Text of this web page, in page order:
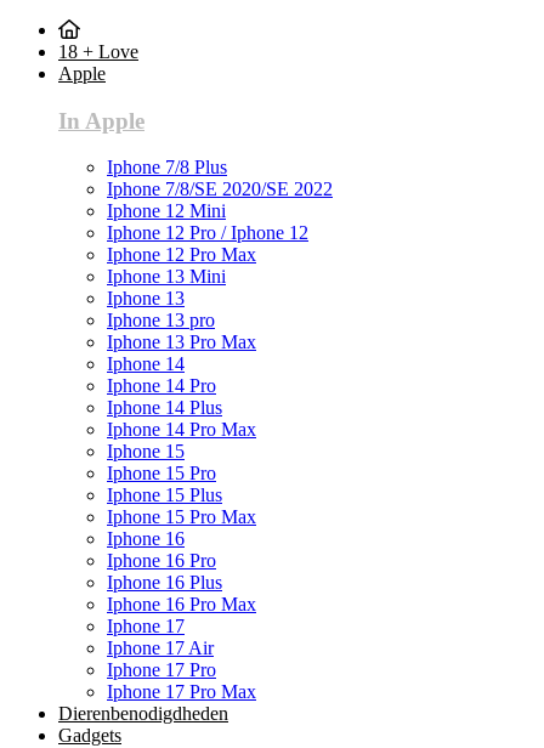
18 + Love
Apple
In Apple
Iphone 7/8 Plus
Iphone 7/8/SE 2020/SE 2022
Iphone 12 Mini
Iphone 12 Pro / Iphone 12
Iphone 12 Pro Max
Iphone 13 Mini
Iphone 13
Iphone 13 pro
Iphone 13 Pro Max
Iphone 14
Iphone 14 Pro
Iphone 14 Plus
Iphone 14 Pro Max
Iphone 15
Iphone 15 Pro
Iphone 15 Plus
Iphone 15 Pro Max
Iphone 16
Iphone 16 Pro
Iphone 16 Plus
Iphone 16 Pro Max
Iphone 17
Iphone 17 Air
Iphone 17 Pro
Iphone 17 Pro Max
Dierenbenodigdheden
Gadgets